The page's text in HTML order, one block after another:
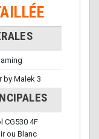
by Malek 3
CG530 4F
ou Blanc